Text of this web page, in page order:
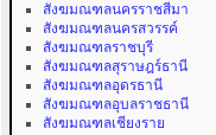
สังฆมณฑลนครราชสีมา
สังฆมณฑลนครสวรรค์
สังฆมณฑลราชบุรี
สังฆมณฑลสุราษฎร์ธานี
สังฆมณฑลอุดรธานี
สังฆมณฑลอุบลราชธานี
สังฆมณฑลเชียงราย